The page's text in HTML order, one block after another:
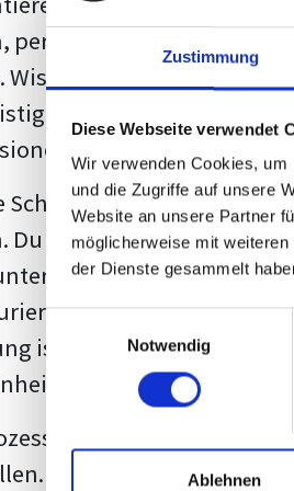
Zustimmung
Diese Webseite verwendet
Wir verwenden Cookies,
und die Zugriffe auf unsere
Website an unsere Partner
möglicherweise mit
der Dienste gesammelt
Notwendig
Ablehnen
persönliche Meinungen
Wissenschaftliche Texte,
Eigentum des
zu kommunizieren.
Schulung wurde mit Blick
Du wirst nicht nur
Zuhilfenahme von
ist ebenso
ist so konzipiert, dass
zu bieten.
des
Jedoch, ausgestattet